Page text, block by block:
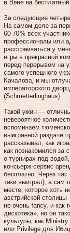
в Вене на
За следующие четыре
На самом деле за
60‑70 % всех
профессионалы или
расстраиваться у
игры в прекрасной
перед перерывом на
самого успешного
Качалова, и мы
императорского
(Schmetterlinghaus).
Такой ужин —
невероятное
вспоминаем
выигранной раздаче
рассказывал, как
как познакомился за
о турнирах под
консьерж-сервис
бесплатно. Через
таки выиграл), а сам
месте, которое хоть
австрийской
не очень fancy, и как
дискотека», но он
культуры, как
или Privilege для